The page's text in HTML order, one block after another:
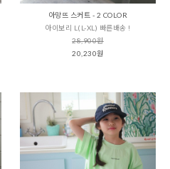
아망뜨 스커트 - 2 COLOR
아이보리 L(L-XL) 빠른배송 !
28,900원
20,230원